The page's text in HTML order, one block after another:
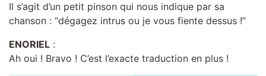
Il s’agit d’un petit pinson qui nous indique par sa
chanson : “dégagez intrus ou je vous fiente dessus !”
ENORIEL :
Ah oui ! Bravo ! C’est l’exacte traduction en plus !